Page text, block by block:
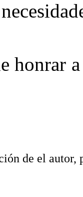
honrar
de el